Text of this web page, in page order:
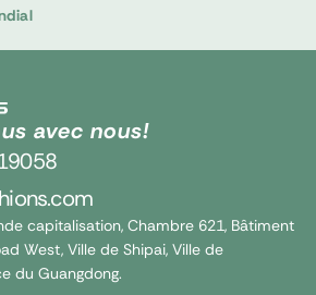
avec nous!
capitalisation, Chambre 621, Bâtiment
West, Ville de Shipai, Ville de
du Guangdong.